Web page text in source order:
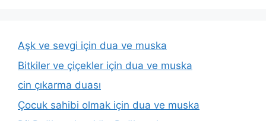
Aşk ve sevgi için dua ve muska
Bitkiler ve çiçekler için dua ve muska
cin çıkarma duası
Çocuk sahibi olmak için dua ve muska